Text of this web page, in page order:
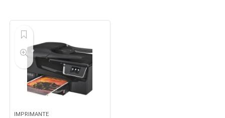
IMPRIMANTE